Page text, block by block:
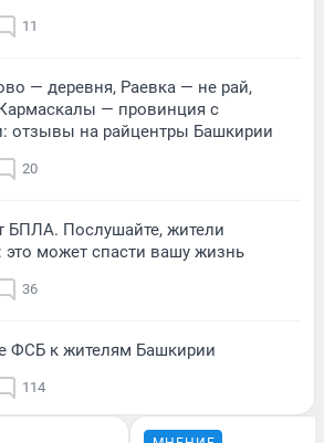
11
— деревня, Раевка — не рай,
— провинция с
отзывы на райцентры Башкирии
20
БПЛА. Послушайте, жители
это может спасти вашу жизнь
36
ФСБ к жителям Башкирии
114